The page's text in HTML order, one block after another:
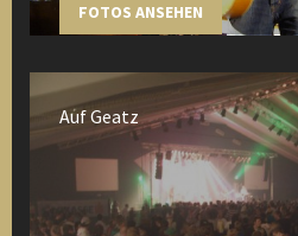
FOTOS ANSEHEN
Auf Geatz